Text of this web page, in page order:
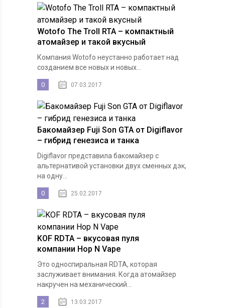
Wotofo The Troll RTA – компактный
атомайзер и такой вкусный
Компания Wotofo неустанно работает над
созданием все новых и новых...
0 07.03.2017
Бакомайзер Fuji Son GTA от Digiflavor
– гибрид генезиса и танка
Digiflavor представила бакомайзер с
альтернативой установки двух сменных дэк,
на одну...
0 25.02.2017
KOF RDTA – вкусовая пуля
компании Hop N Vape
Это односпиральная RDTA, которая
заслуживает внимания. Когда атомайзер
накручен на механический...
2 13.03.2017